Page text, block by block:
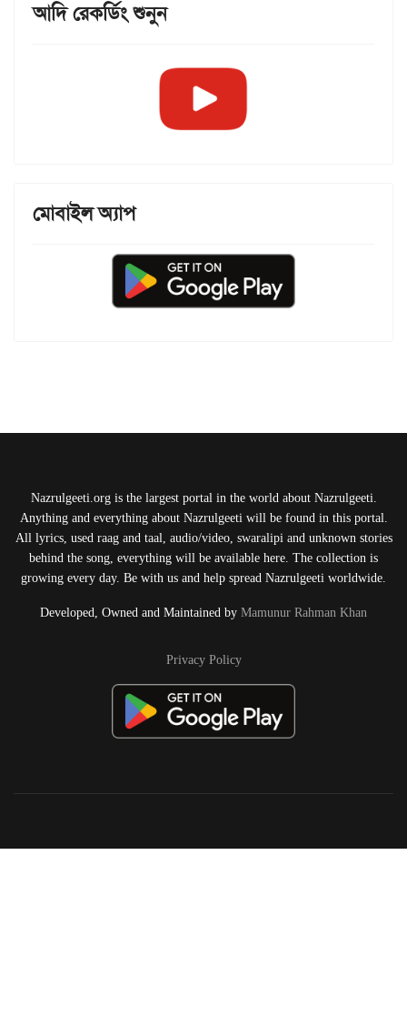
আদি রেকর্ডিং শুনুন
মোবাইল অ্যাপ
Nazrulgeeti.org is the largest portal in the world about Nazrulgeeti.
Anything and everything about Nazrulgeeti will be found in this portal.
All lyrics, used raag and taal, audio/video, swaralipi and unknown stories
behind the song, everything will be available here. The collection is
growing every day. Be with us and help spread Nazrulgeeti worldwide.
Developed, Owned and Maintained by Mamunur Rahman Khan
Privacy Policy